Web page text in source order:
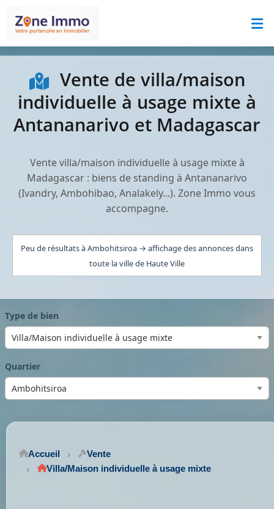
Vente de villa/maison
individuelle à usage mixte à
Antananarivo et Madagascar
Vente villa/maison individuelle à usage mixte à
Madagascar : biens de standing à Antananarivo
(Ivandry, Ambohibao, Analakely...). Zone Immo vous
accompagne.
Peu de résultats à Ambohitsiroa → affichage des annonces dans
toute la ville de Haute Ville
Type de bien
Quartier
Accueil
Vente
Villa/Maison individuelle à usage mixte